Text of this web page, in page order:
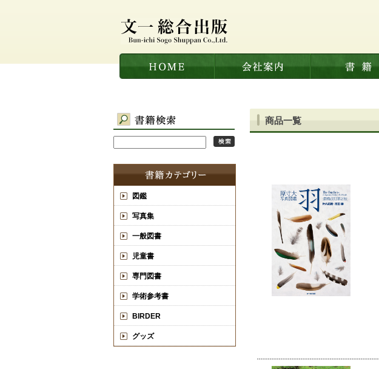
図鑑
写真集
一般図書
児童書
専門図書
学術参考書
BIRDER
グッズ
商品一覧